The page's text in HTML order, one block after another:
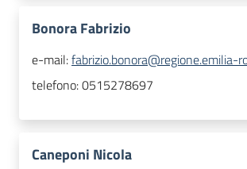
Bonora Fabrizio
e-mail:fabrizio.bonora@regione.emilia-
telefono:0515278697
Caneponi Nicola